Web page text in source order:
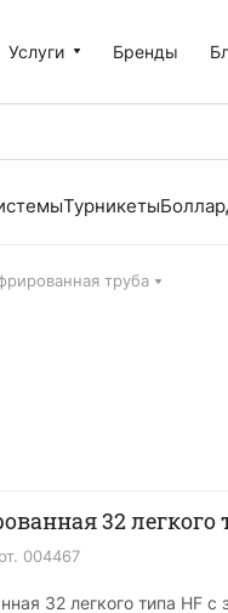
Услуги Бренды
Турникеты
труба
32
004467
32 легкого типа HF